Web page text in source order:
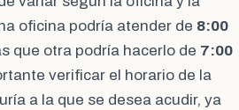
oficina podría atender de 8:00
que otra podría hacerlo de 7:00
verificar el horario de la
a la que se desea acudir, ya